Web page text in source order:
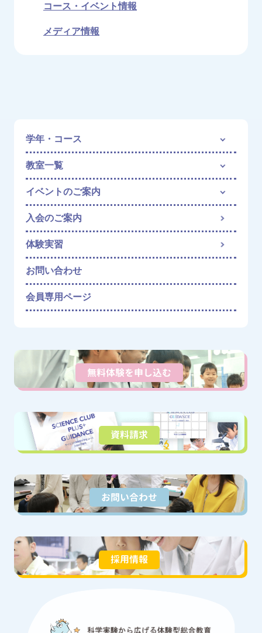
コース・イベント情報
メディア情報
学年・コース
教室一覧
イベントのご案内
入会のご案内
体験実習
お問い合わせ
会員専用ページ
無料体験を申し込む
資料請求
お問い合わせ
採用情報